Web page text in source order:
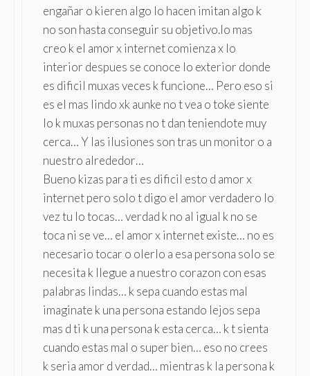
engañar o kieren algo lo hacen imitan algo k
no son hasta conseguir su objetivo.Io mas
creo k el amor x internet comienza x lo
interior despues se conoce lo exterior donde
es dificil muxas veces k funcione… Pero eso si
es el mas lindo xk aunke no t vea o toke siente
lo k muxas personas no t dan teniendote muy
cerca… Y las ilusiones son tras un monitor o a
nuestro alrededor…
Bueno kizas para ti es dificil esto d amor x
internet pero solo t digo el amor verdadero lo
vez tu lo tocas… verdad k no al igual k no se
toca ni se ve… el amor x internet existe… no es
necesario tocar o olerlo a esa persona solo se
necesita k llegue a nuestro corazon con esas
palabras lindas… k sepa cuando estas mal
imaginate k una persona estando lejos sepa
mas d ti k una persona k esta cerca… k t sienta
cuando estas mal o super bien… eso no crees
k seria amor d verdad… mientras k la persona k